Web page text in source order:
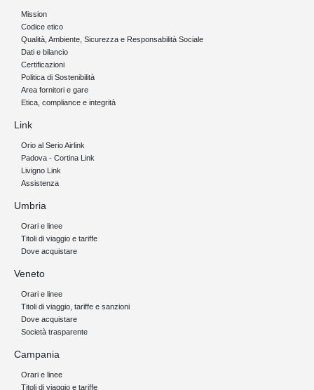
Mission
Codice etico
Qualità, Ambiente, Sicurezza e Responsabilità Sociale
Dati e bilancio
Certificazioni
Politica di Sostenibilità
Area fornitori e gare
Etica, compliance e integrità
Link
Orio al Serio Airlink
Padova - Cortina Link
Livigno Link
Assistenza
Umbria
Orari e linee
Titoli di viaggio e tariffe
Dove acquistare
Veneto
Orari e linee
Titoli di viaggio, tariffe e sanzioni
Dove acquistare
Società trasparente
Campania
Orari e linee
Titoli di viaggio e tariffe